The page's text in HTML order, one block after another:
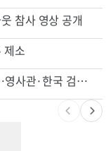
참사 영상 공개
제소
한인 노린 860만불 보이스피싱 덜미…영사관·한국 검찰 사칭